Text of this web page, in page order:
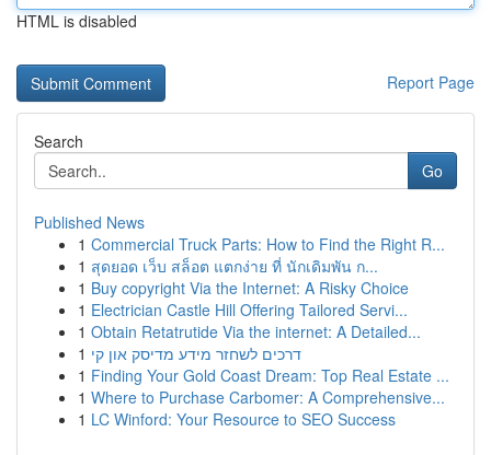
HTML is disabled
Report Page
Search
Go
Published News
1 Commercial Truck Parts: How to Find the Right R...
1 สุดยอด เว็บ สล็อต แตกง่าย ที่ นักเดิมพัน ก...
1 Buy copyright Via the Internet: A Risky Choice
1 Electrician Castle Hill Offering Tailored Servi...
1 Obtain Retatrutide Via the internet: A Detailed...
1 דרכים לשחזר מידע מדיסק און קי
1 Finding Your Gold Coast Dream: Top Real Estate ...
1 Where to Purchase Carbomer: A Comprehensive...
1 LC Winford: Your Resource to SEO Success